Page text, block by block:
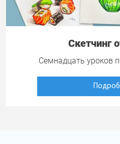
Скетчинг
Семнадцать уроков